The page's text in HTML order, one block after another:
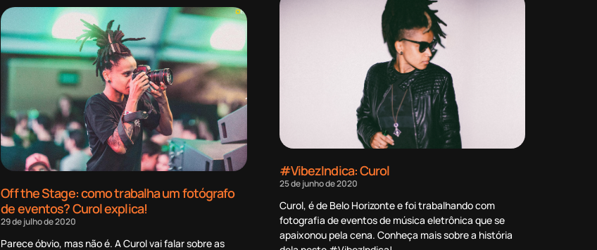
Off the Stage: como trabalha um fotógrafo
de eventos? Curol explica!
29 de julho de 2020
Parece óbvio, mas não é. A Curol vai falar sobre as
#VibezIndica: Curol
25 de junho de 2020
Curol, é de Belo Horizonte e foi trabalhando com
fotografia de eventos de música eletrônica que se
apaixonou pela cena. Conheça mais sobre a história